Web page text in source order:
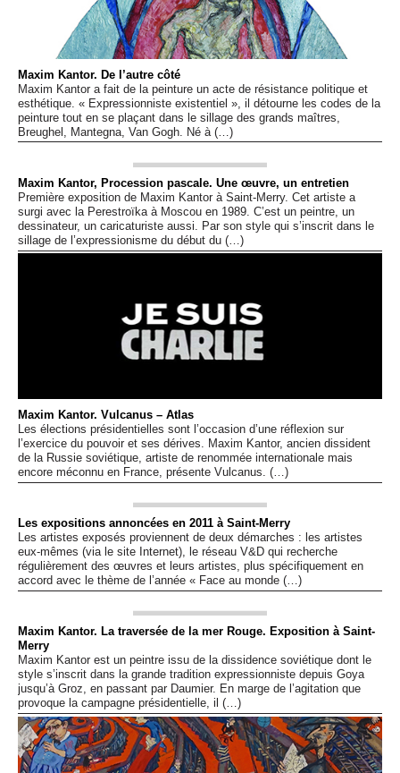
Maxim Kantor. De l’autre côté
Maxim Kantor a fait de la peinture un acte de résistance politique et
esthétique. « Expressionniste existentiel », il détourne les codes de la
peinture tout en se plaçant dans le sillage des grands maîtres,
Breughel, Mantegna, Van Gogh. Né à (…)
Maxim Kantor, Procession pascale. Une œuvre, un entretien
Première exposition de Maxim Kantor à Saint-Merry. Cet artiste a
surgi avec la Perestroïka à Moscou en 1989. C’est un peintre, un
dessinateur, un caricaturiste aussi. Par son style qui s’inscrit dans le
sillage de l’expressionisme du début du (…)
Maxim Kantor. Vulcanus – Atlas
Les élections présidentielles sont l’occasion d’une réflexion sur
l’exercice du pouvoir et ses dérives. Maxim Kantor, ancien dissident
de la Russie soviétique, artiste de renommée internationale mais
encore méconnu en France, présente Vulcanus. (…)
Les expositions annoncées en 2011 à Saint-Merry
Les artistes exposés proviennent de deux démarches : les artistes
eux-mêmes (via le site Internet), le réseau V&D qui recherche
régulièrement des œuvres et leurs artistes, plus spécifiquement en
accord avec le thème de l’année « Face au monde (…)
Maxim Kantor. La traversée de la mer Rouge. Exposition à Saint-
Merry
Maxim Kantor est un peintre issu de la dissidence soviétique dont le
style s’inscrit dans la grande tradition expressionniste depuis Goya
jusqu’à Groz, en passant par Daumier. En marge de l’agitation que
provoque la campagne présidentielle, il (…)